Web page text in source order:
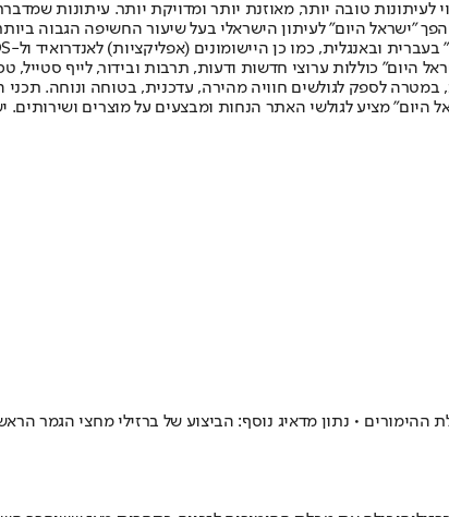
טובה יותר, מאוזנת יותר ומדויקת יותר. עיתונות
תשלום. המהדורה המודפסת הראשונה פורסמה ב-30 ביולי 2007, וב-2010 הפך "ישראל היום" לעיתון
היום" כוללות ערוצי חדשות ודעות, תרבות ובידור, לייף סטייל,
במטרה לספק לגולשים חוויה מהירה, עדכנית, בטוחה ונוחה.
היום" מציע לגולשי האתר הנחות ומבצעים על מוצרים
• נתון מדאיג נוסף: הביצוע של ברזילי מחצי הגמר